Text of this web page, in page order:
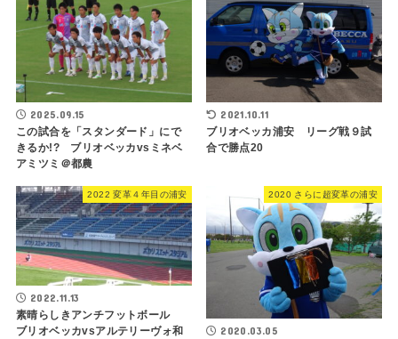
2025.09.15
この試合を「スタンダード」にで
きるか!? ブリオベッカvsミネベ
アミツミ＠都農
2021.10.11
ブリオベッカ浦安 リーグ戦９試
合で勝点20
2022 変革４年目の浦安
2022.11.13
素晴らしきアンチフットボール
ブリオベッカvsアルテリーヴォ和
2020 さらに超変革の浦安
2020.03.05